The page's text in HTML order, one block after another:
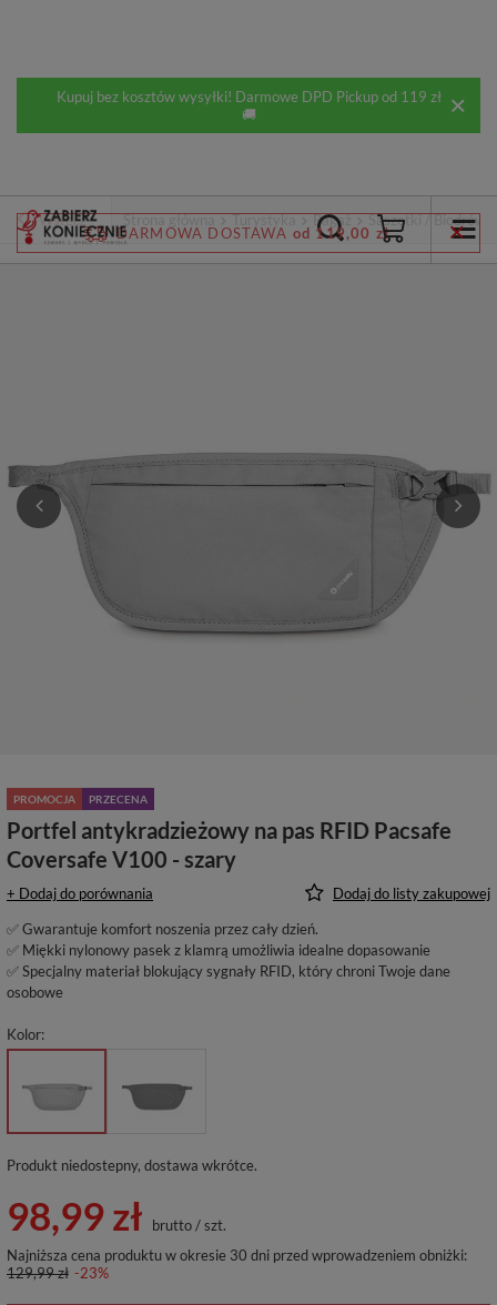
Kupuj bez kosztów wysyłki! Darmowe DPD Pickup od 119 zł
🚚
DARMOWA DOSTAWA od 119,00 zł
Wstecz Strona główna Turystyka Bagaż Saszetki / Biodrówki
PROMOCJA PRZECENA
Portfel antykradzieżowy na pas RFID Pacsafe
Coversafe V100 - szary
+ Dodaj do porównania
Dodaj do listy zakupowej
✅ Gwarantuje komfort noszenia przez cały dzień.
✅ Miękki nylonowy pasek z klamrą umożliwia idealne dopasowanie
✅ Specjalny materiał blokujący sygnały RFID, który chroni Twoje dane
osobowe
Kolor
Produkt niedostepny, dostawa wkrótce
98,99 zł brutto/szt.
Najniższa cena produktu w okresie 30 dni przed wprowadzeniem obniżki:
129,99 zł -23%